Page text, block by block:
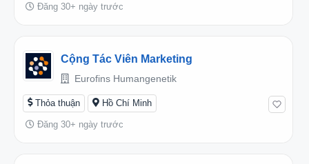
Đăng 30+ ngày trước
Cộng Tác Viên Marketing
Eurofins Humangenetik
Thỏa thuận Hồ Chí Minh
Đăng 30+ ngày trước